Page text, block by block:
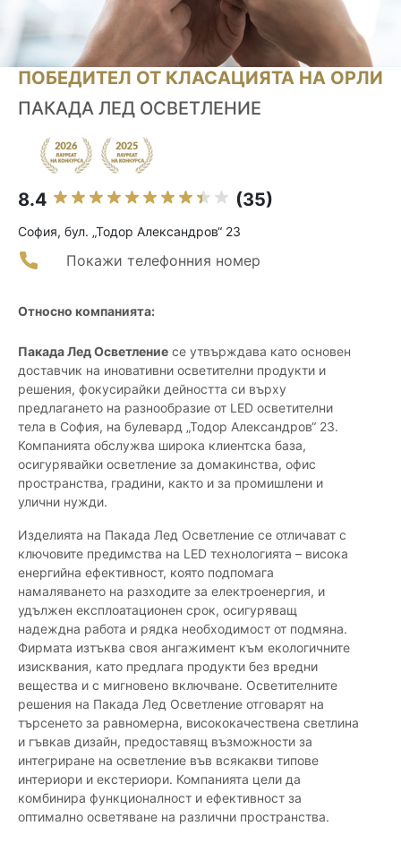
ПОБЕДИТЕЛ ОТ КЛАСАЦИЯТА НА ОРЛИ
ПАКАДА ЛЕД ОСВЕТЛЕНИЕ
8.4 (35)
София, бул. „Тодор Александров“ 23
Покажи телефонния номер
Относно компанията:
Пакада Лед Осветление се утвърждава като основен
доставчик на иновативни осветителни продукти и
решения, фокусирайки дейността си върху
предлагането на разнообразие от LED осветителни
тела в София, на булевард „Тодор Александров“ 23.
Компанията обслужва широка клиентска база,
осигурявайки осветление за домакинства, офис
пространства, градини, както и за промишлени и
улични нужди.
Изделията на Пакада Лед Осветление се отличават с
ключовите предимства на LED технологията – висока
енергийна ефективност, която подпомага
намаляването на разходите за електроенергия, и
удължен експлоатационен срок, осигуряващ
надеждна работа и рядка необходимост от подмяна.
Фирмата изтъква своя ангажимент към екологичните
изисквания, като предлага продукти без вредни
вещества и с мигновено включване. Осветителните
решения на Пакада Лед Осветление отговарят на
търсенето за равномерна, висококачествена светлина
и гъвкав дизайн, предоставящ възможности за
интегриране на осветление във всякакви типове
интериори и екстериори. Компанията цели да
комбинира функционалност и ефективност за
оптимално осветяване на различни пространства.